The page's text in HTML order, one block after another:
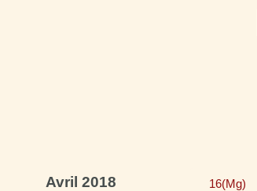
Avril 2018 16(Mg)